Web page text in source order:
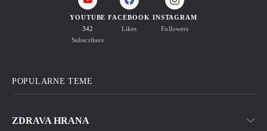
YOUTUBE
342
Subscribers
FACEBOOK
Likes
INSTAGRAM
Followers
POPULARNE TEME
ZDRAVA HRANA